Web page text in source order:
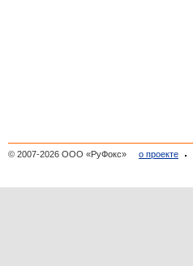
© 2007-2026 ООО «РуФокс» о проекте